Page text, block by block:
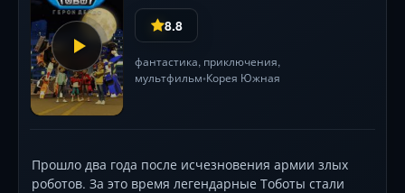
8.8
фантастика, приключения,
мультфильм•Корея Южная
Прошло два года после исчезновения армии злых
роботов. За это время легендарные Тоботы стали